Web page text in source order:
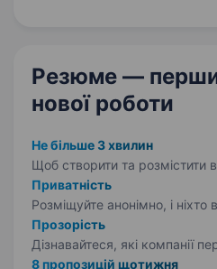
Резюме —
нової роботи
Не більше 3 хвилин
Щоб створити та розмістити
Приватність
Розміщуйте анонімно, і ніхто
Прозорість
Дізнавайтеся, які компанії
8 пропозицій щотижня